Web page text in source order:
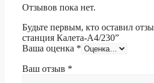
Отзывов пока нет.
Будьте первым, кто оставил
станция Калета-А4/230”
Ваша оценка *
Ваш отзыв *